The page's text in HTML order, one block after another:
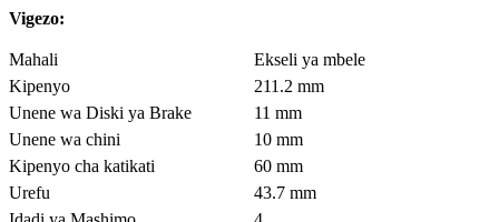
Vigezo:
Mahali
Ekseli ya mbele
Kipenyo
211.2 mm
Unene wa Diski ya Brake
11 mm
Unene wa chini
10 mm
Kipenyo cha katikati
60 mm
Urefu
43.7 mm